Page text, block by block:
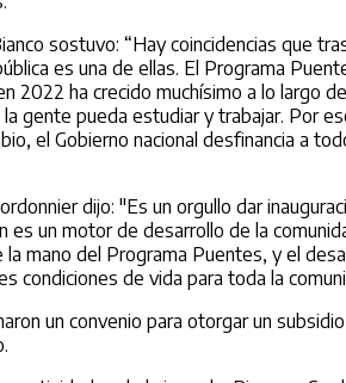
sostuvo: “Hay coincidencias que
es una de ellas. El Programa
2022 ha crecido muchísimo a lo largo
la gente pueda estudiar y trabajar. Por
el Gobierno nacional desfinancia a
dijo: "Es un orgullo dar
es un motor de desarrollo de la
la mano del Programa Puentes, y el
condiciones de vida para toda la
un convenio para otorgar un